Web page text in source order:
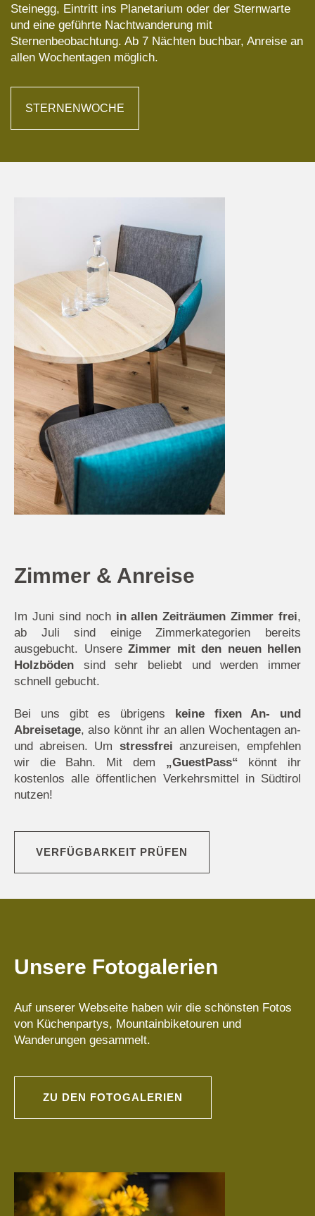
Steinegg, Eintritt ins Planetarium oder der Sternwarte
und eine geführte Nachtwanderung mit
Sternenbeobachtung. Ab 7 Nächten buchbar, Anreise an
allen Wochentagen möglich.
STERNENWOCHE
Zimmer & Anreise
Im Juni sind noch in allen Zeiträumen Zimmer frei,
ab Juli sind einige Zimmerkategorien bereits
ausgebucht. Unsere Zimmer mit den neuen hellen
Holzböden sind sehr beliebt und werden immer
schnell gebucht.
Bei uns gibt es übrigens keine fixen An- und
Abreisetage, also könnt ihr an allen Wochentagen an-
und abreisen. Um stressfrei anzureisen, empfehlen
wir die Bahn. Mit dem „GuestPass“ könnt ihr
kostenlos alle öffentlichen Verkehrsmittel in Südtirol
nutzen!
VERFÜGBARKEIT PRÜFEN
Unsere Fotogalerien
Auf unserer Webseite haben wir die schönsten Fotos
von Küchenpartys, Mountainbiketouren und
Wanderungen gesammelt.
ZU DEN FOTOGALERIEN